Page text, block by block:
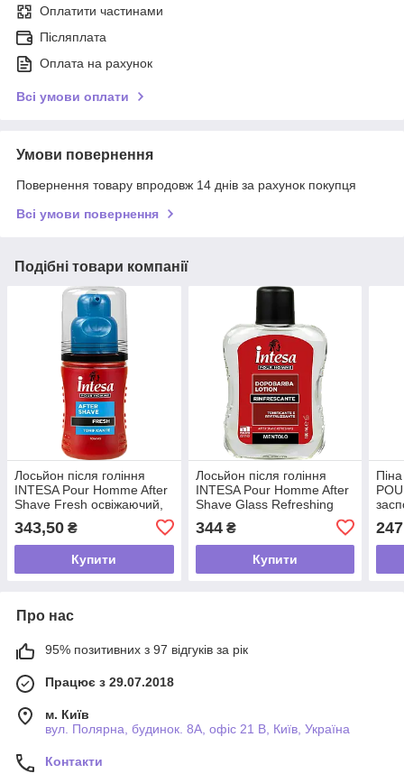
Оплатити частинами
Післяплата
Оплата на рахунок
Всі умови оплати
Умови повернення
Повернення товару впродовж 14 днів за рахунок покупця
Всі умови повернення
Подібні товари компанії
Лосьйон після гоління
INTESA Pour Homme After
Shave Fresh освіжаючий,
343,50 ₴
Купити
Лосьйон після гоління
INTESA Pour Homme After
Shave Glass Refreshing
344₴
Купити
247
Про нас
95% позитивних з 97 відгуків за рік
Працює з 29.07.2018
м. Київ
вул. Полярна, будинок. 8А, офіс 21 В, Київ, Україна
Контакти